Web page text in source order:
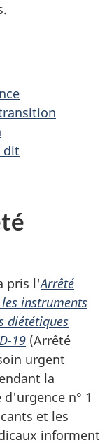
dit
pris l'Arrêté
instruments
diététiques
19 (Arrêté
urgent
la
n° 1
et les
informent